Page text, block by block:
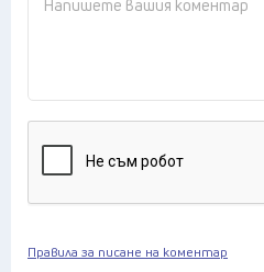
Правила за писане на коментар